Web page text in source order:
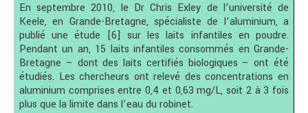
En septembre 2010, le Dr Chris Exley de l’université de
Keele, en Grande-Bretagne, spécialiste de l’aluminium, a
publié une étude [6] sur les laits infantiles en poudre.
Pendant un an, 15 laits infantiles consommés en Grande-
Bretagne – dont des laits certifiés biologiques – ont été
étudiés. Les chercheurs ont relevé des concentrations en
aluminium comprises entre 0,4 et 0,63 mg/L, soit 2 à 3 fois
plus que la limite dans l’eau du robinet.